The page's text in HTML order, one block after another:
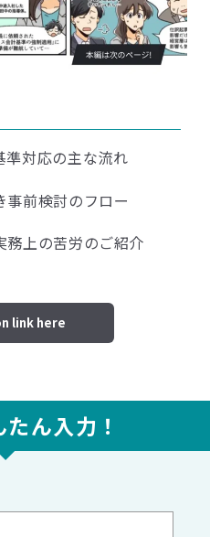
準対応の主な流れ
事前検討のフロー
務上の苦労のご紹介
link here
ん入力！